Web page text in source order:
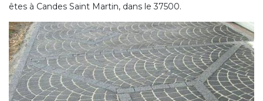
êtes à Candes Saint Martin, dans le 37500.